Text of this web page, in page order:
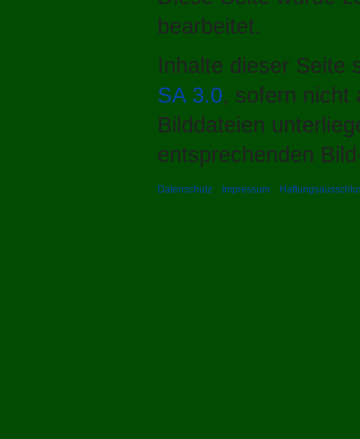
bearbeitet.
Inhalte dieser Seite
SA 3.0, sofern nicht
Bilddateien
entsprechenden
Datenschutz Impressum